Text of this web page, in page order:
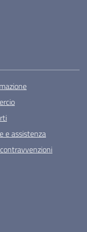
e assistenza